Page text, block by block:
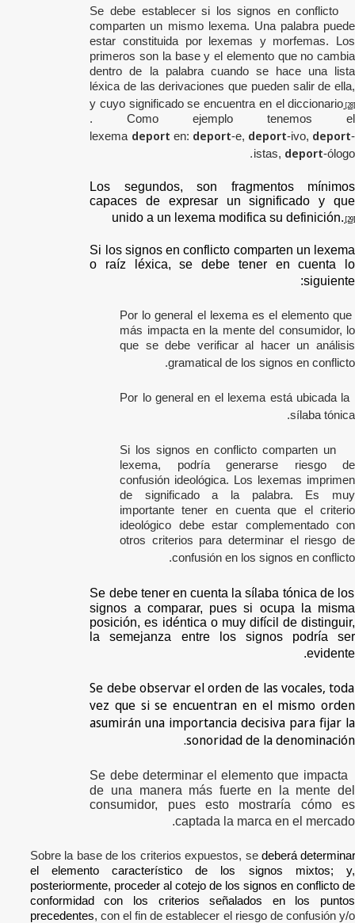
Se debe establecer si los signos en conflicto
comparten un mismo lexema. Una palabra puede
estar constituida por lexemas y morfemas. Los
primeros son la base y el elemento que no cambia
dentro de la palabra cuando se hace una lista
léxica de las derivaciones que pueden salir de ella,
y cuyo significado se encuentra en el diccionario [28]
.
Como ejemplo tenemos el
lexema deport en: deport-e, deport-ivo, deport-
istas, deport-ólogo
.
Los segundos,
son fragmentos mínimos
capaces de expresar un significado y que
unido a un lexema modifica su definición. [29]
Si los signos en conflicto comparten un lexema
o raíz léxica, se debe tener en cuenta lo
siguiente:
Por lo general el lexema es el elemento que
más impacta en la mente del consumidor, lo
que se debe verificar al hacer un análisis
gramatical de los signos en conflicto.
Por lo general en el lexema está ubicada la
sílaba tónica.
Si los signos en conflicto comparten un
lexema, podría generarse riesgo de
confusión ideológica. Los lexemas imprimen
de significado a la palabra. Es muy
importante tener en cuenta que el criterio
ideológico debe estar complementado con
otros criterios para determinar el riesgo de
confusión en los signos en conflicto.
Se debe tener en cuenta la sílaba tónica de los
signos a comparar, pues si ocupa la misma
posición, es idéntica o muy difícil de distinguir,
la semejanza entre los signos podría ser
evidente.
Se debe observar el orden de las vocales, toda
vez que si se encuentran en el mismo orden
asumirán una importancia decisiva para fijar la
sonoridad de la denominación.
Se debe determinar el elemento que impacta
de una manera más fuerte en la mente del
consumidor, pues esto mostraría cómo es
captada la marca en el mercado.
Sobre la base de los criterios expuestos, se deberá
el elemento característico de los signos mixtos; y,
posteriormente, proceder al cotejo de los signos en conflicto de
conformidad con los criterios señalados en los puntos
precedentes, con el fin de establecer el riesgo de confusión y/o